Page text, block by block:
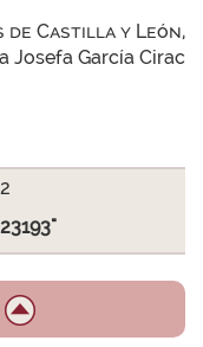
de Castilla y León,
Josefa García Cirac